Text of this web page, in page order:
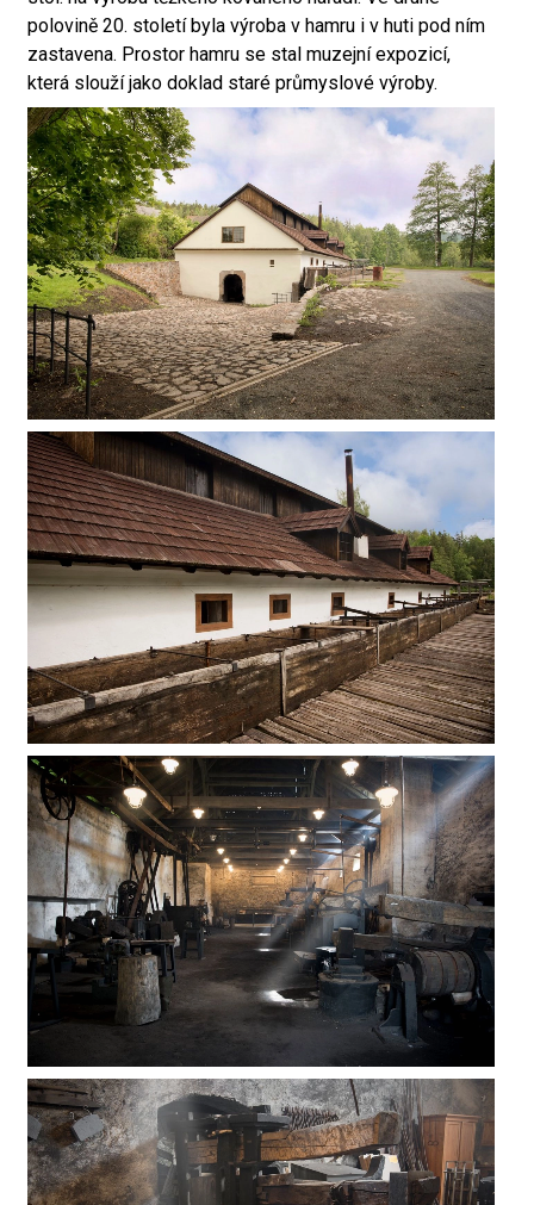
polovině 20. století byla výroba v hamru i v huti pod ním
zastavena. Prostor hamru se stal muzejní expozicí,
která slouží jako doklad staré průmyslové výroby.